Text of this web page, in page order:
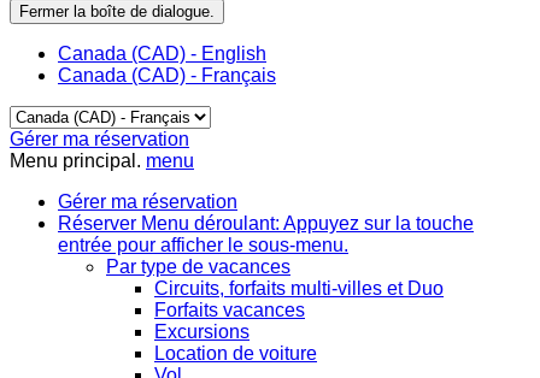
Fermer la boîte de dialogue.
Canada (CAD) - English
Canada (CAD) - Français
Gérer ma réservation
Menu principal. menu
Gérer ma réservation
Réserver Menu déroulant: Appuyez sur la touche
entrée pour afficher le sous-menu.
Par type de vacances
Circuits, forfaits multi-villes et Duo
Forfaits vacances
Excursions
Location de voiture